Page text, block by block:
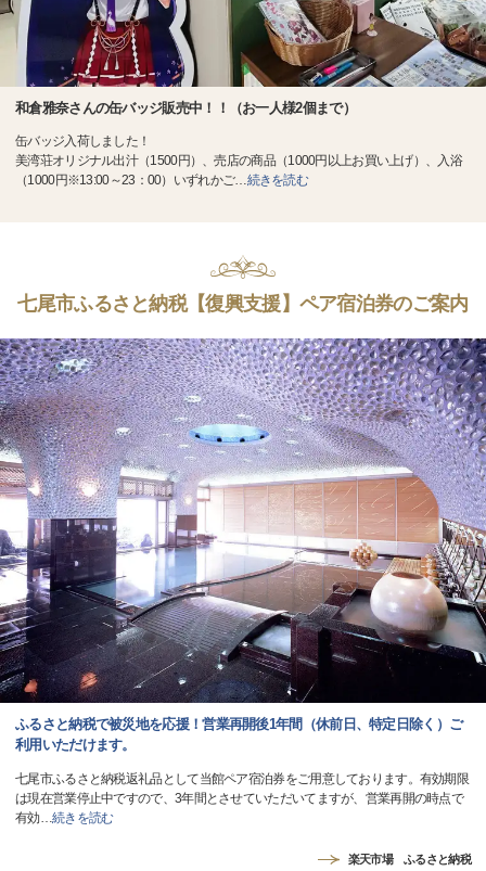
和倉雅奈さんの缶バッジ販売中！！（お一人様2個まで）
缶バッジ入荷しました！
美湾荘オリジナル出汁（1500円）、売店の商品（1000円以上お買い上げ）、入浴
（1000円※13:00～23：00）いずれかご…続きを読む
七尾市ふるさと納税【復興支援】ペア宿泊券のご案内
ふるさと納税で被災地を応援！営業再開後1年間（休前日、特定日除く）ご
利用いただけます。
七尾市ふるさと納税返礼品として当館ペア宿泊券をご用意しております。有効期限
は現在営業停止中ですので、3年間とさせていただいてますが、営業再開の時点で
有効…続きを読む
楽天市場 ふるさと納税